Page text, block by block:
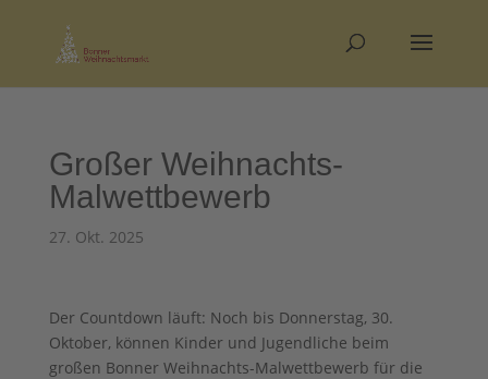
Großer Weihnachts-
Malwettbewerb
27. Okt. 2025
Der Countdown läuft: Noch bis Donnerstag, 30.
Oktober, können Kinder und Jugendliche beim
großen Bonner Weihnachts-Malwettbewerb für die